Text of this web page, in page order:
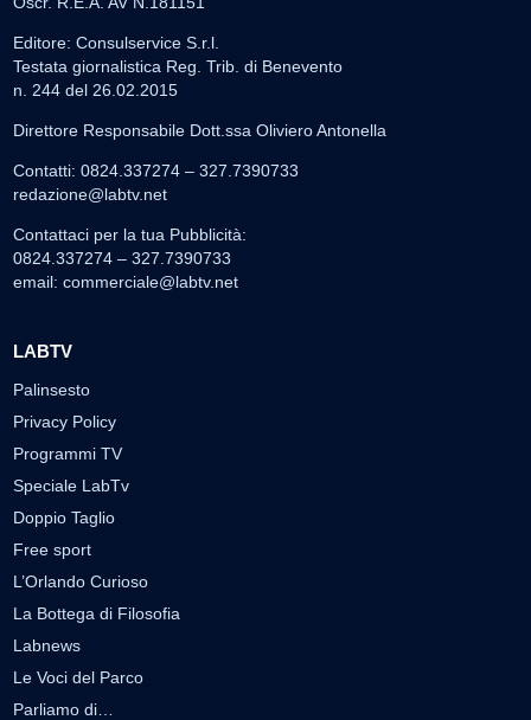
Editore: Consulservice S.r.l.
Testata giornalistica Reg. Trib. di Benevento
n. 244 del 26.02.2015
Direttore Responsabile Dott.ssa Oliviero Antonella
Contatti: 0824.337274 – 327.7390733
redazione@labtv.net
Contattaci per la tua Pubblicità:
0824.337274 – 327.7390733
email: commerciale@labtv.net
LABTV
Palinsesto
Privacy Policy
Programmi TV
Speciale LabTv
Doppio Taglio
Free sport
L’Orlando Curioso
La Bottega di Filosofia
Labnews
Le Voci del Parco
Parliamo di…